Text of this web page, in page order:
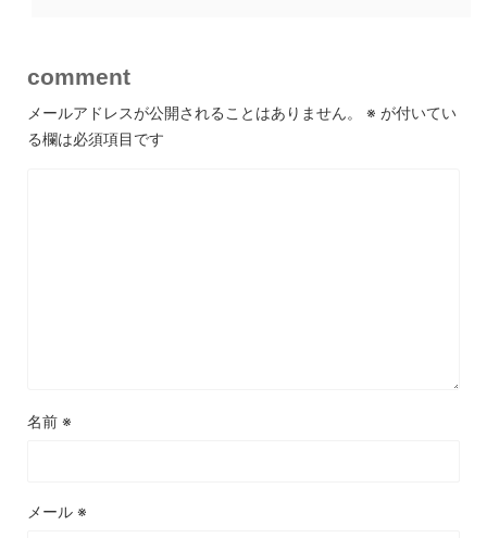
comment
メールアドレスが公開されることはありません。 ※ が付いてい
る欄は必須項目です
名前 ※
メール ※